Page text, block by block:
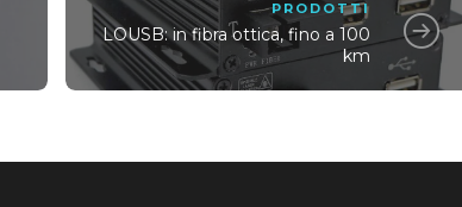
PRODOTTI
LOUSB: in fibra ottica, fino a 100
km